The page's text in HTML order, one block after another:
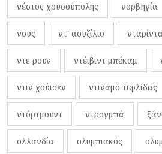
νέστος χρυσούπολης νορβηγία
νους ντ' αουζίλιο
ντε ρουν ντέιβιντ μπέκαμ
ντιν χούισεν ντιναμό τιφλίδας
ντόρτμουντ ντρογμπά
ολλανδία ολυμπιακός